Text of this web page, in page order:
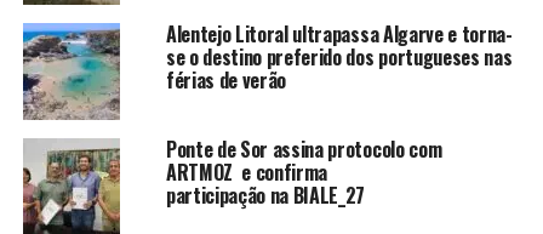
Alentejo Litoral ultrapassa Algarve e torna-
se o destino preferido dos portugueses nas
férias de verão
Ponte de Sor assina protocolo com
ARTMOZ e confirma
participação na BIALE_27